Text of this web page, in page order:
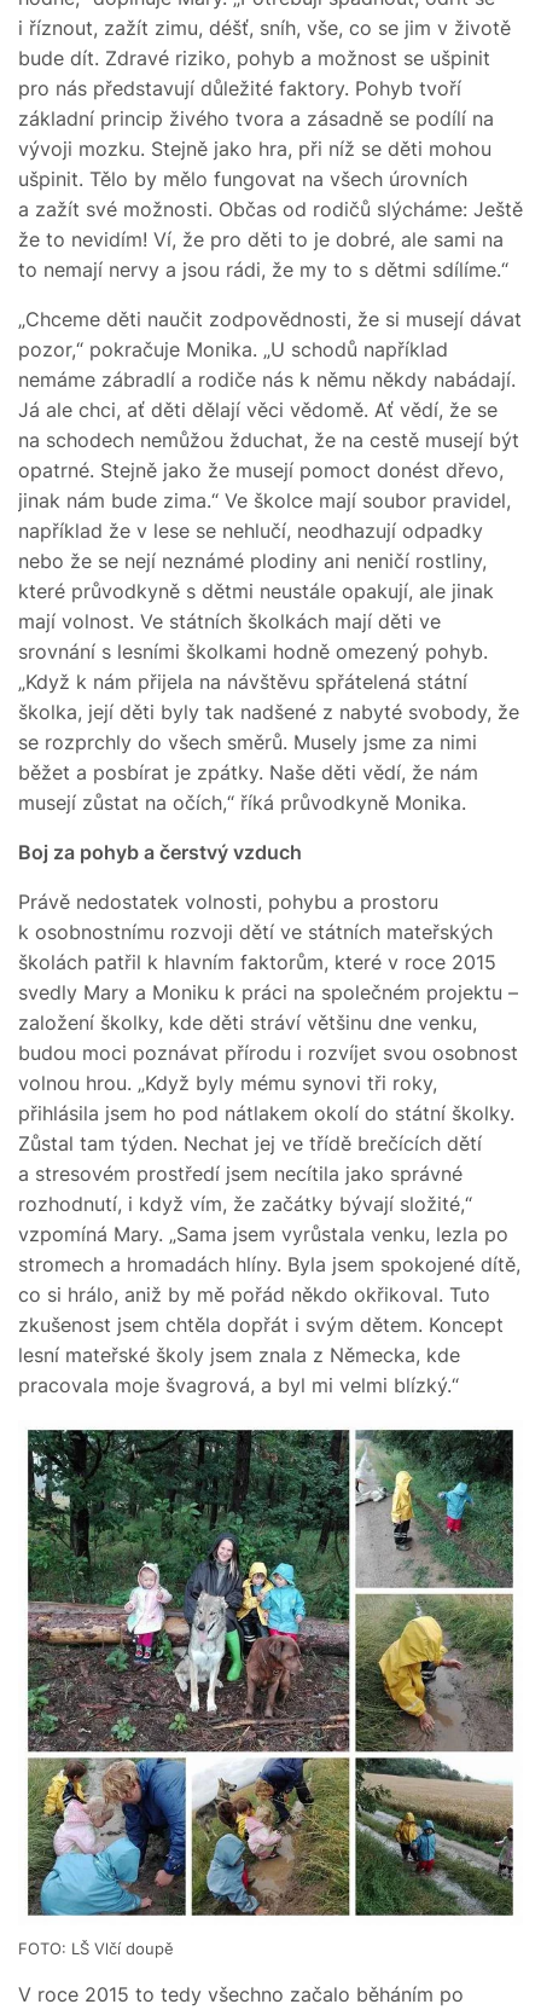
i říznout, zažít zimu, déšť, sníh, vše, co se jim v životě
bude dít. Zdravé riziko, pohyb a možnost se ušpinit
pro nás představují důležité faktory. Pohyb tvoří
základní princip živého tvora a zásadně se podílí na
vývoji mozku. Stejně jako hra, při níž se děti mohou
ušpinit. Tělo by mělo fungovat na všech úrovních
a zažít své možnosti. Občas od rodičů slýcháme: Ještě
že to nevidím! Ví, že pro děti to je dobré, ale sami na
to nemají nervy a jsou rádi, že my to s dětmi sdílíme.“
„Chceme děti naučit zodpovědnosti, že si musejí dávat
pozor,“ pokračuje Monika. „U schodů například
nemáme zábradlí a rodiče nás k němu někdy nabádají.
Já ale chci, ať děti dělají věci vědomě. Ať vědí, že se
na schodech nemůžou žduchat, že na cestě musejí být
opatrné. Stejně jako že musejí pomoct donést dřevo,
jinak nám bude zima.“ Ve školce mají soubor pravidel,
například že v lese se nehlučí, neodhazují odpadky
nebo že se nejí neznámé plodiny ani neničí rostliny,
které průvodkyně s dětmi neustále opakují, ale jinak
mají volnost. Ve státních školkách mají děti ve
srovnání s lesními školkami hodně omezený pohyb.
„Když k nám přijela na návštěvu spřátelená státní
školka, její děti byly tak nadšené z nabyté svobody, že
se rozprchly do všech směrů. Musely jsme za nimi
běžet a posbírat je zpátky. Naše děti vědí, že nám
musejí zůstat na očích,“ říká průvodkyně Monika.
Boj za pohyb a čerstvý vzduch
Právě nedostatek volnosti, pohybu a prostoru
k osobnostnímu rozvoji dětí ve státních mateřských
školách patřil k hlavním faktorům, které v roce 2015
svedly Mary a Moniku k práci na společném projektu –
založení školky, kde děti stráví většinu dne venku,
budou moci poznávat přírodu i rozvíjet svou osobnost
volnou hrou. „Když byly mému synovi tři roky,
přihlásila jsem ho pod nátlakem okolí do státní školky.
Zůstal tam týden. Nechat jej ve třídě brečících dětí
a stresovém prostředí jsem necítila jako správné
rozhodnutí, i když vím, že začátky bývají složité,“
vzpomíná Mary. „Sama jsem vyrůstala venku, lezla po
stromech a hromadách hlíny. Byla jsem spokojené dítě,
co si hrálo, aniž by mě pořád někdo okřikoval. Tuto
zkušenost jsem chtěla dopřát i svým dětem. Koncept
lesní mateřské školy jsem znala z Německa, kde
pracovala moje švagrová, a byl mi velmi blízký.“
FOTO: LŠ Vlčí doupě
V roce 2015 to tedy všechno začalo běháním po